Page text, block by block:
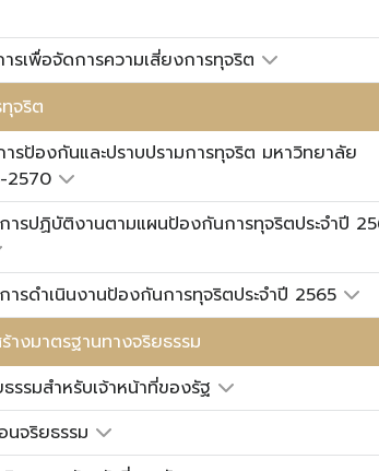
รเพื่อจัดการความเสี่ยงการทุจริต
จริต
รป้องกันและปราบปรามการทุจริต มหาวิทยาลัย
2570
ารปฏิบัติงานตามแผนป้องกันการทุจริตประจำปี
ารดำเนินงานป้องกันการทุจริตประจำปี 2565
างมาตรฐานทางจริยธรรม
รรมสำหรับเจ้าหน้าที่ของรัฐ
นจริยธรรม